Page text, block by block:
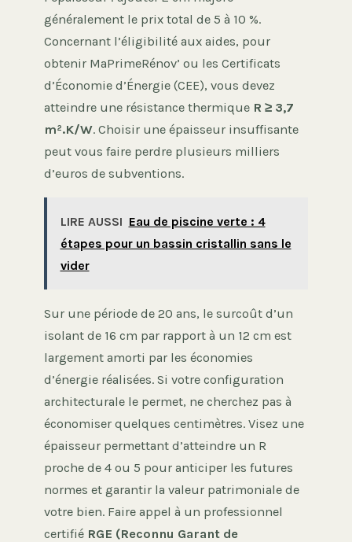
généralement le prix total de 5 à 10 %.
Concernant l’éligibilité aux aides, pour
obtenir MaPrimeRénov’ ou les Certificats
d’Économie d’Énergie (CEE), vous devez
atteindre une résistance thermique R ≥ 3,7
m².K/W. Choisir une épaisseur insuffisante
peut vous faire perdre plusieurs milliers
d’euros de subventions.
LIRE AUSSI Eau de piscine verte : 4
étapes pour un bassin cristallin sans le
vider
Sur une période de 20 ans, le surcoût d’un
isolant de 16 cm par rapport à un 12 cm est
largement amorti par les économies
d’énergie réalisées. Si votre configuration
architecturale le permet, ne cherchez pas à
économiser quelques centimètres. Visez une
épaisseur permettant d’atteindre un R
proche de 4 ou 5 pour anticiper les futures
normes et garantir la valeur patrimoniale de
votre bien. Faire appel à un professionnel
certifié RGE (Reconnu Garant de